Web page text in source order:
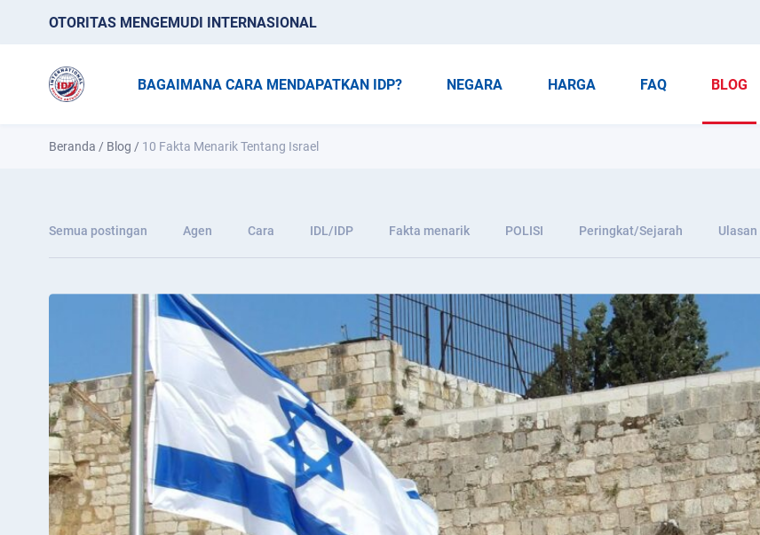
OTORITAS MENGEMUDI INTERNASIONAL
BAGAIMANA CARA MENDAPATKAN IDP? NEGARA HARGA FAQ BLOG
Beranda / Blog / 10 Fakta Menarik Tentang Israel
Semua postingan Agen Cara IDL/IDP Fakta menarik POLISI Peringkat/Sejarah Ulasan